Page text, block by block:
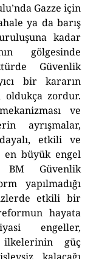
Gazze için
ya da barış
kadar
gölgesinde
Güvenlik
bir kararın
oldukça zordur.
ve
ayrışmalar,
etkili ve
en büyük engel
BM Güvenlik
yapılmadığı
etkili bir
hayata
engeller,
güç